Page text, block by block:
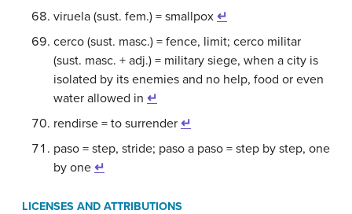
viruela (sust. fem.) = smallpox ↵
cerco (sust. masc.) = fence, limit; cerco militar
(sust. masc. + adj.) = military siege, when a city is
isolated by its enemies and no help, food or even
water allowed in ↵
rendirse = to surrender ↵
paso = step, stride; paso a paso = step by step, one
by one ↵
LICENSES AND ATTRIBUTIONS